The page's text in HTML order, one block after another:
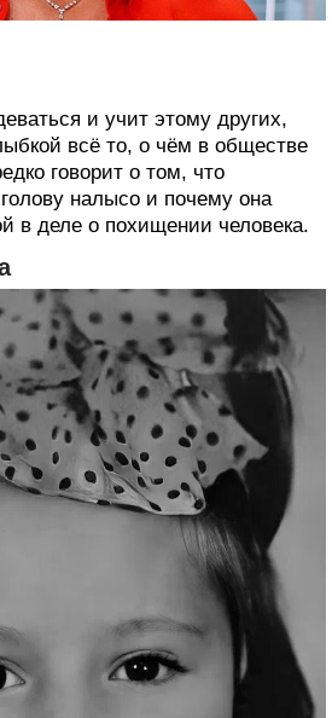
и учит этому других,
всё то, о чём в обществе
говорит о том, что
налысо и почему она
в деле о похищении человека.